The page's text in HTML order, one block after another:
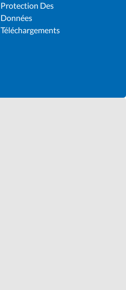
Protection Des
Données
Téléchargements